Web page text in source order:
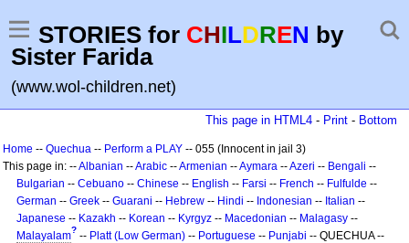
STORIES for CHILDREN by
Sister Farida
(www.wol-children.net)
This page in HTML4 - Print - Bottom
Home -- Quechua -- Perform a PLAY -- 055 (Innocent in jail 3)
This page in: --Albanian --Arabic --Armenian --Aymara --Azeri -- Bengali --
Bulgarian -- Cebuano -- Chinese -- English -- Farsi -- French -- Fulfulde --
German -- Greek -- Guarani -- Hebrew -- Hindi -- Indonesian -- Italian --
Japanese -- Kazakh -- Korean -- Kyrgyz -- Macedonian -- Malagasy --
Malayalam? -- Platt (Low German) -- Portuguese -- Punjabi -- QUECHUA --